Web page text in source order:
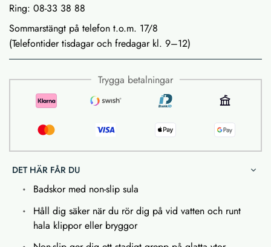
Ring: 08-33 38 88
Sommarstängt på telefon t.o.m. 17/8
(Telefontider tisdagar och fredagar kl. 9–12)
Trygga betalningar
DET HÄR FÅR DU
Badskor med non-slip sula
Håll dig säker när du rör dig på vid vatten och runt
hala klippor eller bryggor